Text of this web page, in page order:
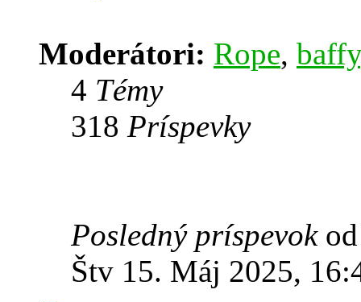
Moderátori: Rope, baffy
4 Témy
318 Príspevky
Posledný príspevok
Štv 15. Máj 2025,